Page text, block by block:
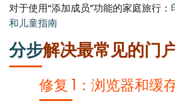
对于使用“添加成员”功能的家庭旅行：
和儿童指南
分步解决最常见的门
修复 1：浏览器和缓